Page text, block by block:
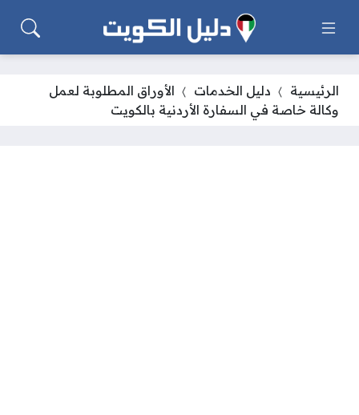
الرئيسية دليل الخدمات
الأوراق المطلوبة لعمل
وكالة خاصة في السفارة الأردنية بالكويت